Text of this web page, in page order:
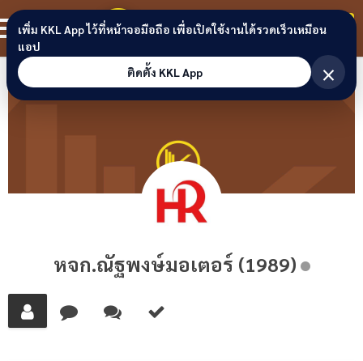
Skip to content
ขอนแก่นลิงก์ สมาชิก
หจก.ณัฐพงษ์มอเตอร์ (1989)
เพิ่ม KKL App ไว้ที่หน้าจอมือถือ เพื่อเปิดใช้งานได้รวดเร็วเหมือน
แอป
ติดตั้ง KKL App
×